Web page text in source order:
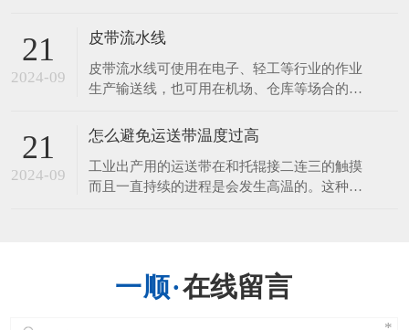
规定的相符。 2、定期检查各导线接通部份，
期检查各零部件的装配是否良好，紧固件有无
松动现象，机体内部有无其它异物声响。 4、
21
2024-09
皮带流水线
皮带流水线可使用在电子、轻工等行业的作业
生产输送线，也可用在机场、仓库等场合的物
户指定生产。 采用无级调速装置，输送速度
0.5～12m/min.可按客户指定调速范围生产。
生产用皮带线有长条工作台和独立工作台,线
体标准配置有置物台,照明,插座,工艺看板,
21
2024-09
怎么避免运送带温度过高
工业出产用的运送带在和托辊接二连三的触摸
而且一直持续的进程是会发生高温的。这种较
的，环境的不一样也有限制，运送带在开阔的
在线留言